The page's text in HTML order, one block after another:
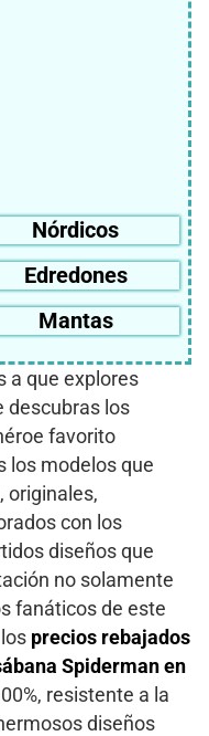
Nórdicos
Edredones
Mantas
a que explores
descubras los
favorito
los modelos que
originales,
con los
diseños que
no solamente
fanáticos de este
precios rebajados
Spiderman en
resistente a la
diseños